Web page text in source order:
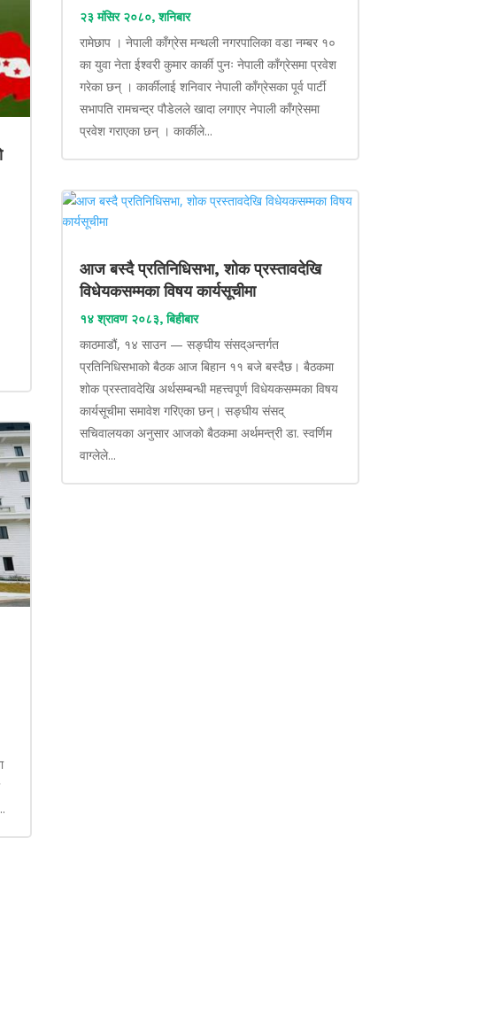
२३ मंसिर २०८०, शनिबार
रामेछाप । नेपाली काँग्रेस मन्थली नगरपालिका वडा नम्बर १०
का युवा नेता ईश्वरी कुमार कार्की पुनः नेपाली काँग्रेसमा प्रवेश
गरेका छन् । कार्कीलाई शनिवार नेपाली काँग्रेसका पूर्व पार्टी
सभापति रामचन्द्र पौडेलले खादा लगाएर नेपाली काँग्रेसमा
प्रवेश गराएका छन् । कार्कीले...
आज बस्दै प्रतिनिधिसभा, शोक प्रस्तावदेखि
विधेयकसम्मका विषय कार्यसूचीमा
१४ श्रावण २०८३, बिहीबार
काठमाडौं, १४ साउन — सङ्घीय संसद्अन्तर्गत
प्रतिनिधिसभाको बैठक आज बिहान ११ बजे बस्दैछ। बैठकमा
शोक प्रस्तावदेखि अर्थसम्बन्धी महत्त्वपूर्ण विधेयकसम्मका विषय
कार्यसूचीमा समावेश गरिएका छन्। सङ्घीय संसद्
सचिवालयका अनुसार आजको बैठकमा अर्थमन्त्री डा. स्वर्णिम
वाग्लेले...